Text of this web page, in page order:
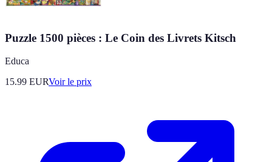
Puzzle 1500 pièces : Le Coin des Livrets Kitsch
Educa
15.99 EURVoir le prix